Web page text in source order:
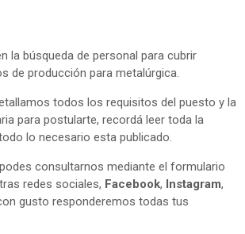
la búsqueda de personal para cubrir
de producción para metalúrgica.
todos los requisitos del puesto y la
para postularte, recordá leer toda la
lo necesario esta publicado.
consultarnos mediante el formulario
redes sociales, Facebook, Instagram,
gusto responderemos todas tus